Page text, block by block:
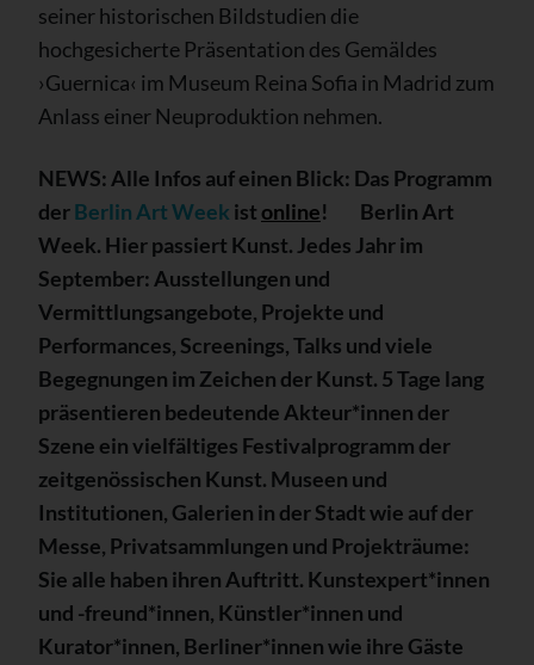
seiner historischen Bildstudien die
hochgesicherte Präsentation des Gemäldes
›Guernica‹ im Museum Reina Sofia in Madrid zum
Anlass einer Neuproduktion nehmen.
NEWS: Alle Infos auf einen Blick: Das Programm
derBerlin Art Week ist online! ­ ­ ­ ­ ­ ­ ­ ­ Berlin Art
Week. Hier passiert Kunst. Jedes Jahr im
September: Ausstellungen und
Vermittlungsangebote, Projekte und
Performances, Screenings, Talks und viele
Begegnungen im Zeichen der Kunst. 5 Tage lang
präsentieren bedeutende Akteur*innen der
Szene ein vielfältiges Festivalprogramm der
zeitgenössischen Kunst. Museen und
Institutionen, Galerien in der Stadt wie auf der
Messe, Privatsammlungen und Projekträume:
Sie alle haben ihren Auftritt. Kunstexpert*innen
und -freund*innen, Künstler*innen und
Kurator*innen, Berliner*innen wie ihre Gäste